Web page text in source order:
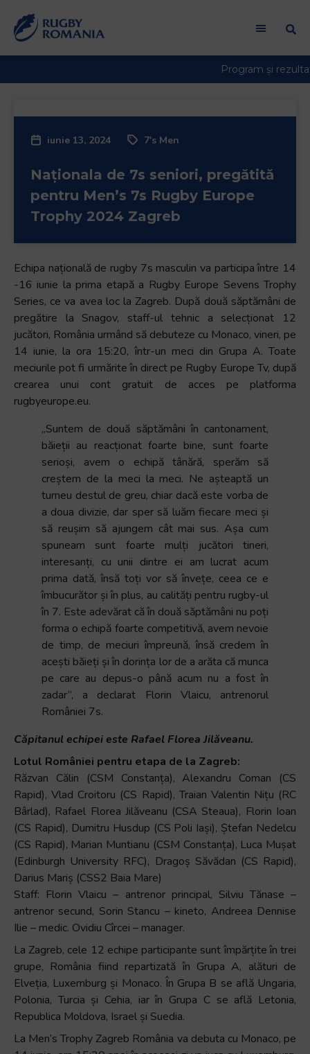
iunie 13, 2024 7's Men
Naționala de 7s seniori, pregătită
pentru Men’s 7s Rugby Europe
Trophy 2024 Zagreb
Echipa națională de rugby 7s masculin va participa între 14
-16 iunie la prima etapă a Rugby Europe Sevens Trophy
Series, ce va avea loc la Zagreb. După două săptămâni de
pregătire la Snagov, staff-ul tehnic a selecționat 12
jucători, România urmând să debuteze cu Monaco, vineri, pe
14 iunie, la ora 15:20, într-un meci din Grupa A. Toate
meciurile pot fi urmărite în direct pe Rugby Europe Tv, după
crearea unui cont gratuit de acces pe platforma
rugbyeurope.eu.
„Suntem de două săptămâni în cantonament,
băieții au reacționat foarte bine, sunt foarte
serioși, avem o echipă tânără, sperăm să
creștem de la meci la meci. Ne așteaptă un
turneu destul de greu, chiar dacă este vorba de
a doua divizie, dar sper să luăm fiecare meci și
să reușim să ajungem cât mai sus. Așa cum
spuneam sunt foarte mulți jucători tineri,
interesanți, cu unii dintre ei am lucrat acum
prima dată, însă toți vor să învețe, ceea ce e
îmbucurător și în plus, au calități pentru rugby-ul
în 7. Este adevărat că în două săptămâni nu poți
forma o echipă foarte competitivă, avem nevoie
de timp, de meciuri împreună, însă credem în
acești băieți și în dorința lor de a arăta că munca
pe care au depus-o până acum nu a fost în
zadar”, a declarat Florin Vlaicu, antrenorul
României 7s.
Căpitanul echipei este Rafael Florea Jilăveanu.
Lotul României pentru etapa de la Zagreb:
Răzvan Călin (CSM Constanța), Alexandru Coman (CS
Rapid), Vlad Croitoru (CS Rapid), Traian Valentin Nițu (RC
Bârlad), Rafael Florea Jilăveanu (CSA Steaua), Florin Ioan
(CS Rapid), Dumitru Husdup (CS Poli Iași), Ștefan Nedelcu
(CS Rapid), Marian Muntianu (CSM Constanța), Luca Mușat
(Edinburgh University RFC), Dragoș Săvădan (CS Rapid),
Darius Mariș (CSS2 Baia Mare)
Staff: Florin Vlaicu – antrenor principal, Silviu Tănase –
antrenor secund, Sorin Stancu – kineto, Andreea Dennise
Ilie – medic. Ovidiu Cîrcei – manager.
La Zagreb, cele 12 echipe participante sunt împărțite în trei
grupe, România fiind repartizată în Grupa A, alături de
Elveția, Luxemburg și Monaco. În Grupa B se află Ungaria,
Polonia, Turcia și Cehia, iar în Grupa C se află Letonia,
Republica Moldova, Israel și Suedia.
La Men’s Trophy Zagreb România va debuta cu Monaco, pe